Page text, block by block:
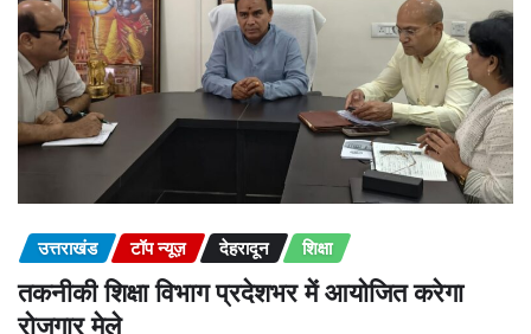
उत्तराखंड टॉप न्यूज़ देहरादून शिक्षा
तकनीकी शिक्षा विभाग प्रदेशभर में आयोजित करेगा
रोजगार मेले